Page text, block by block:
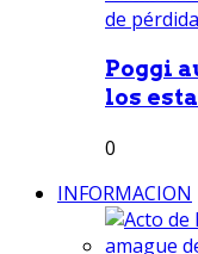
Poggi
los
0
INFORMACION